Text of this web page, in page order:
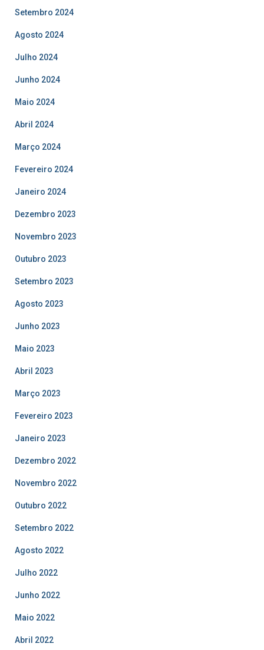
Setembro 2024
Agosto 2024
Julho 2024
Junho 2024
Maio 2024
Abril 2024
Março 2024
Fevereiro 2024
Janeiro 2024
Dezembro 2023
Novembro 2023
Outubro 2023
Setembro 2023
Agosto 2023
Junho 2023
Maio 2023
Abril 2023
Março 2023
Fevereiro 2023
Janeiro 2023
Dezembro 2022
Novembro 2022
Outubro 2022
Setembro 2022
Agosto 2022
Julho 2022
Junho 2022
Maio 2022
Abril 2022